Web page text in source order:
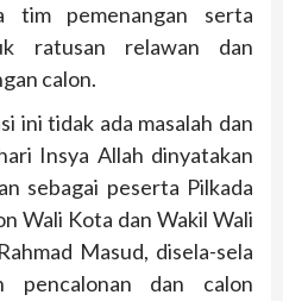
tim pemenangan serta
ratusan relawan dan
calon.
ini tidak ada masalah dan
Insya Allah dinyatakan
sebagai peserta Pilkada
Wali Kota dan Wakil Wali
Masud, disela-sela
pencalonan dan calon